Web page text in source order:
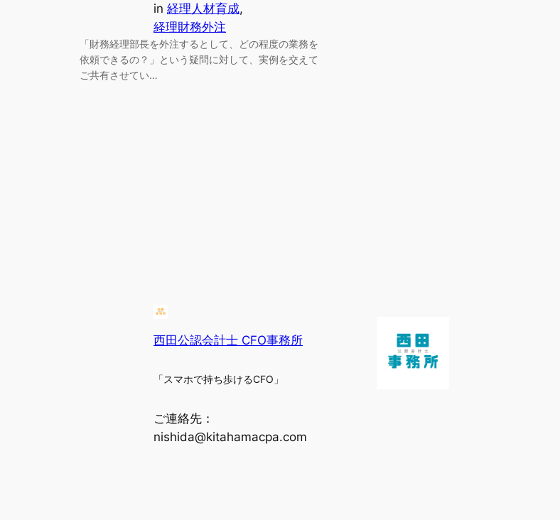
in 経理人材育成
経理財務外注
「財務経理部長を外注するとして、どの程度の業務を
依頼できるの？」という疑問に対して、実例を交えて
ご共有させてい…
西田公認会計士 CFO事務所
「スマホで持ち歩けるCFO」
ご連絡先：
nishida@kitahamacpa.com